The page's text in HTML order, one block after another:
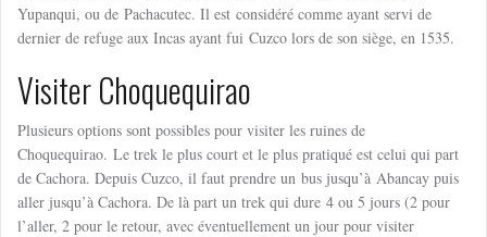
Yupanqui, ou de Pachacutec. Il est considéré comme ayant servi de
dernier de refuge aux Incas ayant fui Cuzco lors de son siège, en 1535.
Visiter Choquequirao
Plusieurs options sont possibles pour visiter les ruines de
Choquequirao. Le trek le plus court et le plus pratiqué est celui qui part
de Cachora. Depuis Cuzco, il faut prendre un bus jusqu’à Abancay puis
aller jusqu’à Cachora. De là part un trek qui dure 4 ou 5 jours (2 pour
l’aller, 2 pour le retour, avec éventuellement un jour pour visiter